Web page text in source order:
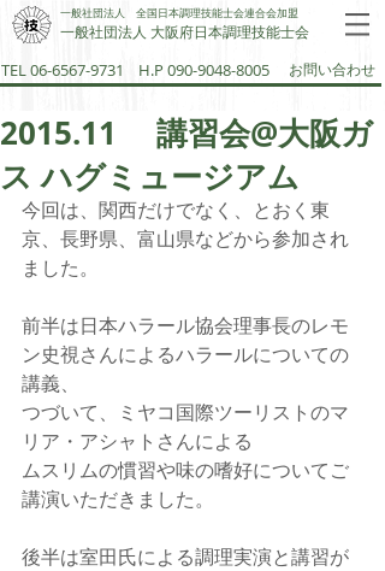
一般社団法人 全国日本調理技能士会連合会加盟
一般社団法人 大阪府日本調理技能士会​
TEL 06-6567-9731 お問い合わせ
H.P 090-9048-8005
2015.11 講習会@大阪ガ
ス ハグミュージアム
今回は、関西だけでなく、とおく東
京、長野県、富山県などから参加され
ました。
前半は日本ハラール協会理事長のレモ
ン史視さんによるハラールについての
講義、
つづいて、ミヤコ国際ツーリストのマ
リア・アシャトさんによる
ムスリムの慣習や味の嗜好についてご
講演いただきました。
後半は室田氏による調理実演と講習が